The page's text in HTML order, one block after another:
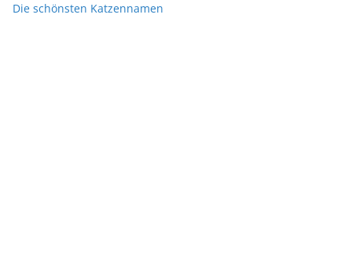
Die schönsten Katzennamen